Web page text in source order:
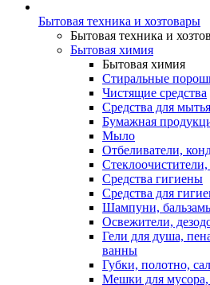
Бытовая техника и хозтовары
Бытовая техника и
Бытовая химия
Бытовая химия
Стиральные
Чистящие средства
Средства для
Бумажная
Мыло
Отбеливатели,
Средства гигиены
Средства для
Шампуни,
Освежители,
Гели для душа,
ванны
Губки, полотно,
Мешки для мусора,